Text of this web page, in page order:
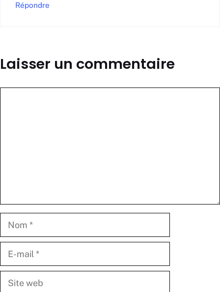
Répondre
Laisser un commentaire
Nom
Site